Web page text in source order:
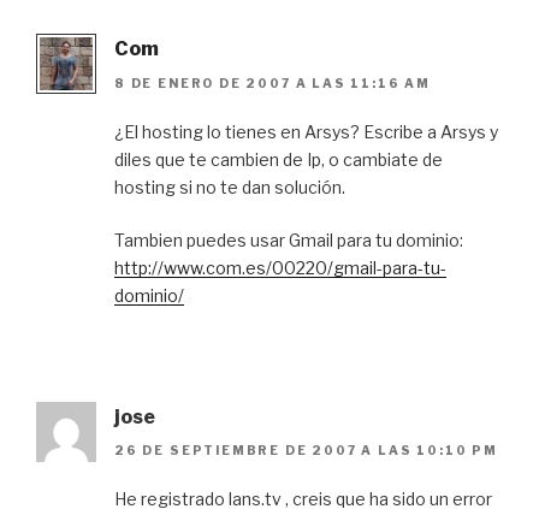
Com
8 DE ENERO DE 2007 A LAS 11:16 AM
¿El hosting lo tienes en Arsys? Escribe a Arsys y
diles que te cambien de Ip, o cambiate de
hosting si no te dan solución.
Tambien puedes usar Gmail para tu dominio:
http://www.com.es/00220/gmail-para-tu-
dominio/
jose
26 DE SEPTIEMBRE DE 2007 A LAS 10:10 PM
He registrado lans.tv , creis que ha sido un error